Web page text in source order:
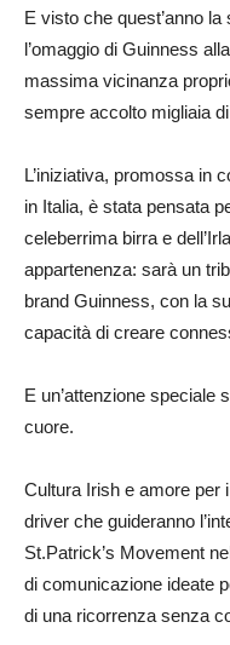
E visto che quest’anno
l’omaggio di Guinness
massima vicinanza
sempre accolto migliaia
L’iniziativa, promossa in
in Italia, è stata pensata
celeberrima birra e
appartenenza: sarà un
brand Guinness, con la
capacità di creare
E un’attenzione speciale
cuore.
Cultura Irish e amore per
driver che guideranno
St.Patrick’s Movement
di comunicazione ideate
di una ricorrenza senza